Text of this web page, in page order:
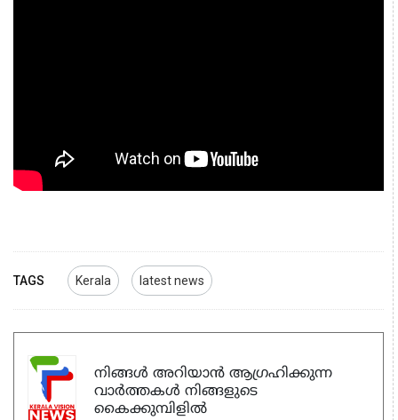
TAGS Kerala latest news
നിങ്ങൾ അറിയാൻ ആഗ്രഹിക്കുന്ന
വാർത്തകൾ നിങ്ങളുടെ
കൈക്കുമ്പിളിൽ